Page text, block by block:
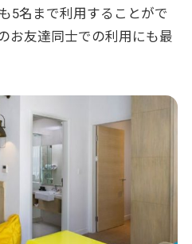
5名まで利用することがで
お友達同士での利用にも最